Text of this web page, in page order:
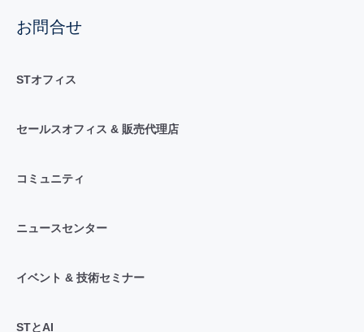
お問合せ
STオフィス
セールスオフィス & 販売代理店
コミュニティ
ニュースセンター
イベント & 技術セミナー
STとAI